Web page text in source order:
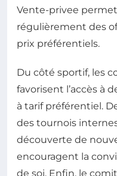
Vente-privee
régulièrement des
prix préférentiels.
Du côté sportif, les
favorisent l’accès à
à tarif préférentiel.
des tournois
découverte de
encouragent la
de soi. Enfin, le